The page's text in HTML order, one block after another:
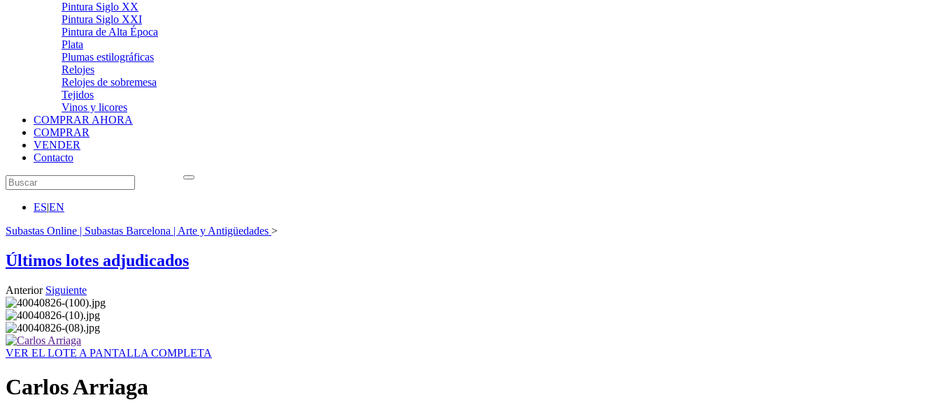
Pintura Siglo XX
Pintura Siglo XXI
Pintura de Alta Época
Plata
Plumas estilográficas
Relojes
Relojes de sobremesa
Tejidos
Vinos y licores
COMPRAR AHORA
COMPRAR
VENDER
Contacto
ES|EN
Subastas Online | Subastas Barcelona | Arte y Antigüedades >
Últimos lotes adjudicados
Anterior Siguiente
VER EL LOTE A PANTALLA COMPLETA
Carlos Arriaga